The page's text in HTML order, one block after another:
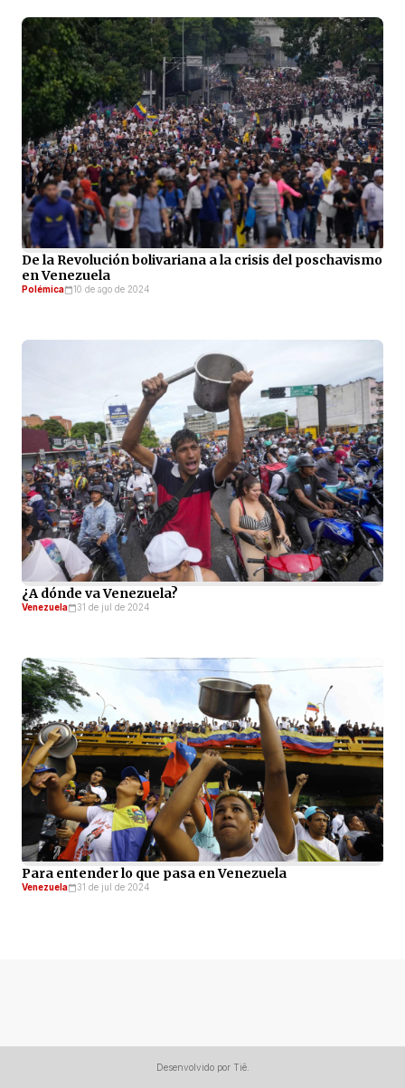
De la Revolución bolivariana a la crisis del poschavismo
en Venezuela
Polémica 10 de ago de 2024
¿A dónde va Venezuela?
Venezuela 31 de jul de 2024
Para entender lo que pasa en Venezuela
Venezuela 31 de jul de 2024
Desenvolvido por Tiê.